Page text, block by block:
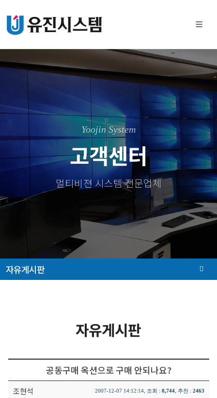
Yoojin System
고객센터
멀티비젼 시스템 전문업체
자유게시판
자유게시판
공동구매 옥션으로 구매 안되나요?
조현석 2007-12-07 14:12:14, 조회 : 8,744, 추천 : 2463